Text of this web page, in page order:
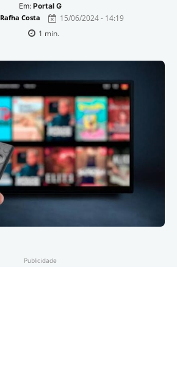
Em: Portal G
Rafha Costa
15/06/2024 - 14:19
1 min.
Publicidade